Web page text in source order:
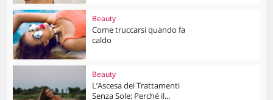
Beauty
Come truccarsi quando fa
caldo
Beauty
L’Ascesa dei Trattamenti
Senza Sole: Perché il...